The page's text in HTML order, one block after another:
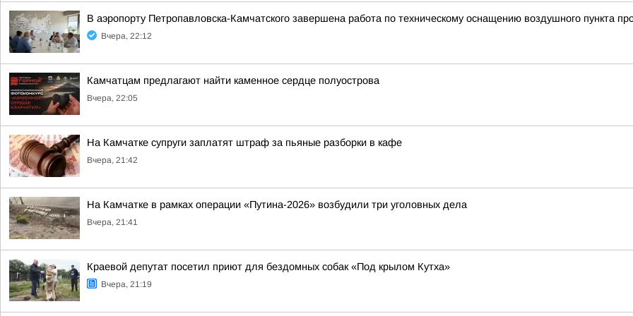
В аэропорту Петропавловска-Камчатского завершена работа по техническому оснащению воздушного пункта
Вчера, 22:12
Камчатцам предлагают найти каменное сердце полуострова
Вчера, 22:05
На Камчатке супруги заплатят штраф за пьяные разборки в кафе
Вчера, 21:42
На Камчатке в рамках операции «Путина-2026» возбудили три уголовных дела
Вчера, 21:41
Краевой депутат посетил приют для бездомных собак «Под крылом Кутха»
Вчера, 21:19